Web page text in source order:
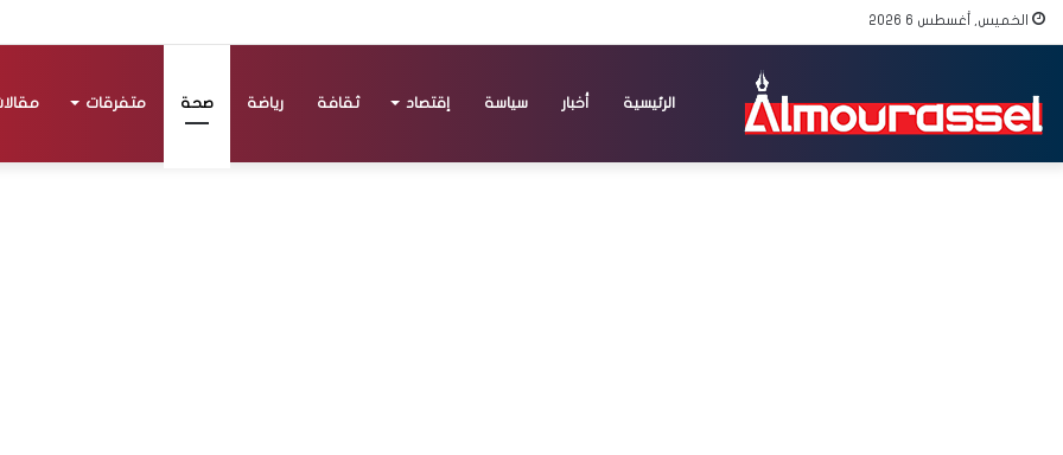
الخميس, أغسطس 6 2026
الرئيسية أخبار سياسة إقتصاد ثقافة رياضة صحة متفرقات